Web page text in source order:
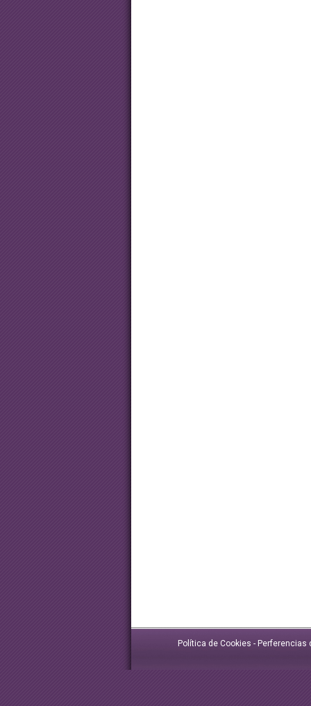
Política de Cookies - Perferencias